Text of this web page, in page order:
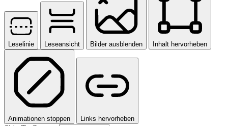
Leselinie Leseansicht Bilder ausblenden Inhalt hervorheben
Animationen stoppen Links hervorhebenKundenbewertungen und Erfahrungen zu